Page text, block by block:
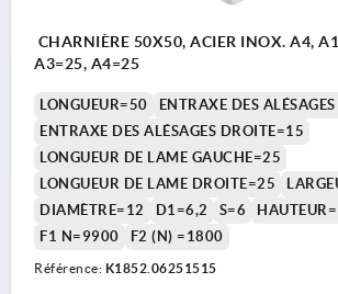
CHARNIÈRE 50X50, ACIER INOX. A4, A1=15, A2=15,
A3=25, A4=25
LONGUEUR=50
ENTRAXE DES
ENTRAXE DES ALÉSAGES DROITE=15
LONGUEUR DE LAME GAUCHE=25
LONGUEUR DE LAME DROITE=25
DIAMÈTRE=12
D1=6,2 S=6
F1 N=9900
F2 (N) =1800
Référence: K1852.06251515